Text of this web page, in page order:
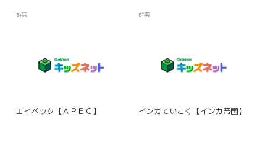
辞典 辞典
エイペック【ＡＰＥＣ】 インカていこく【インカ帝国】